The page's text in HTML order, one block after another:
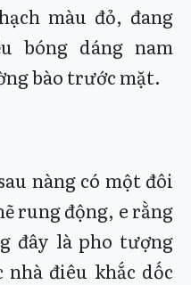
màu đỏ, đang
bóng dáng nam
bào trước mặt.
nàng có một đôi
rung động, e rằng
đây là pho tượng
điêu khắc dốc